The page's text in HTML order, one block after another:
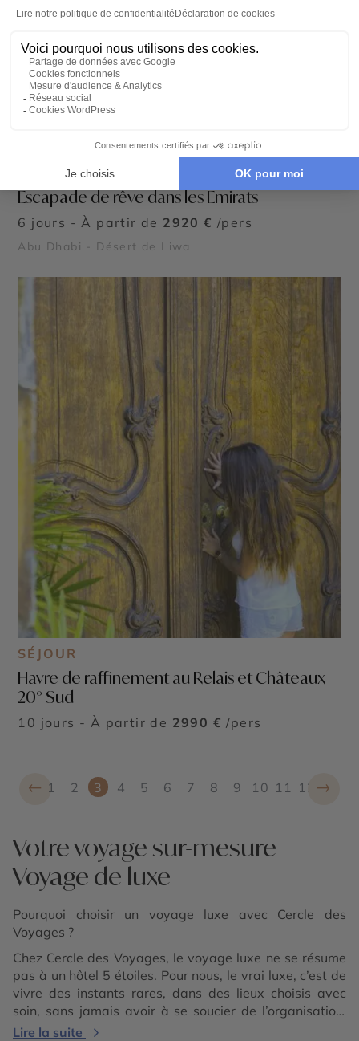
SÉJOUR
Escapade de rêve dans les Emirats
6 jours - À partir de 2920 € /pers
Abu Dhabi - Désert de Liwa
SÉJOUR
Havre de raffinement au Relais et Châteaux
20° Sud
10 jours - À partir de 2990 € /pers
← 1 2 3 4 5 6 7 8 9 10 11 12 →
Votre voyage sur-mesure
Voyage de luxe
Pourquoi choisir un voyage luxe avec Cercle des
Voyages ?
Chez Cercle des Voyages, le voyage luxe ne se résume
pas à un hôtel 5 étoiles. Pour nous, le vrai luxe, c’est de
vivre des instants rares, dans des lieux choisis avec
soin, sans jamais avoir à se soucier de l’organisation.
Grâce à notre expertise, notre réseau exclusif et notre
Lire la suite